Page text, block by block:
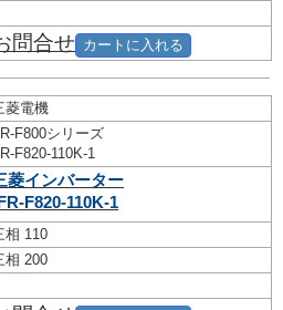
問合せ カートに入れる
菱電機
F800シリーズ
F820-110K-1
菱インバーター
F820-110K-1
相 110
相 200